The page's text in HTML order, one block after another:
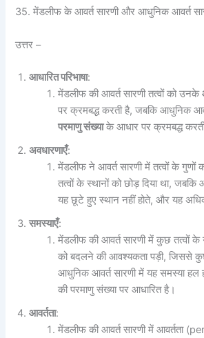
35. मेंडलीफ के आवर्त सारणी और आधुनिक आवर्त
उत्तर –
आधारित परिभाषा:
मेंडलीफ की आवर्त सारणी तत्वों को उनके
पर क्रमबद्ध करती है, जबकि आधुनिक
परमाणु संख्याके आधार पर क्रमबद्ध
अवधारणाएँ:
मेंडलीफ ने आवर्त सारणी में तत्वों के
तत्वों के स्थानों को छोड़ दिया था,
यह छूटे हुए स्थान नहीं होते, और यह
समस्याएँ:
मेंडलीफ की आवर्त सारणी में कुछ तत्वों के
को बदलने की आवश्यकता पड़ी, जिससे
आधुनिक आवर्त सारणी में यह समस्या हल
की परमाणु संख्या पर आधारित है।
आवर्तता:
मेंडलीफ की आवर्त सारणी में आवर्तता